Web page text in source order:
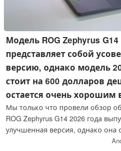
Модель ROG Zephyrus G14
представляет собой
версию, однако модель
стоит на 600 долларов
остается очень
Мы только что провели обзор
ROG Zephyrus G14 2026 года
улучшенная версия, однако она
дороже, чем аналогичная